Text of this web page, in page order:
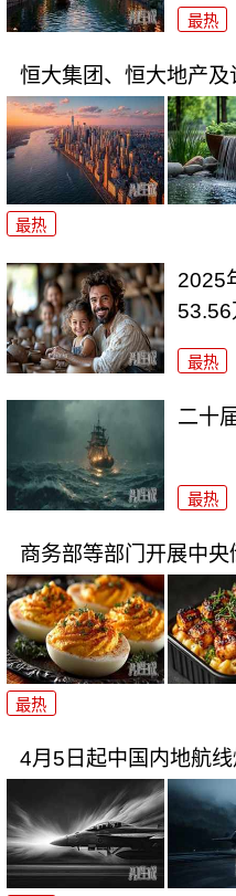
最热
恒大集团、恒大地产
最热
2025
53.56
最热
二十
最热
商务部等部门开展中
最热
4月5日起中国内地航